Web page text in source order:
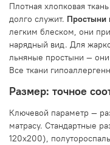
Плотная хлопковая
долго служит. Простыни
легким блеском, они
нарядный вид. Для
льняные простыни —
Все ткани
Размер: точное
Ключевой параметр —
матрасу. Стандартные
120x200),